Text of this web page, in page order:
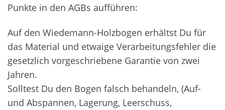
Punkte in den AGBs aufführen:
Auf den Wiedemann-Holzbogen erhältst Du für
das Material und etwaige Verarbeitungsfehler die
gesetzlich vorgeschriebene Garantie von zwei
Jahren.
Solltest Du den Bogen falsch behandeln, (Auf-
und Abspannen, Lagerung, Leerschuss,